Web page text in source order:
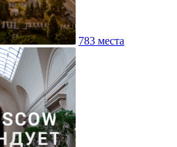
783 места